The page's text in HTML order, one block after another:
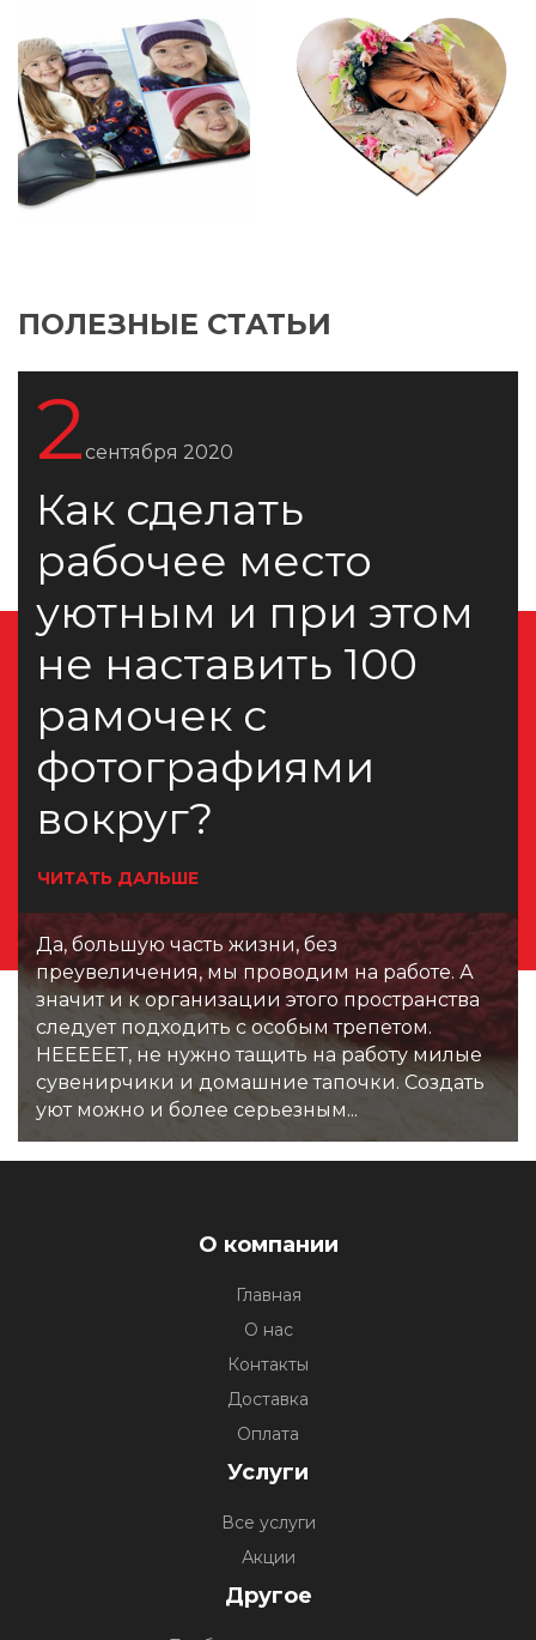
ПОЛЕЗНЫЕ СТАТЬИ
2сентября 2020
Как сделать
рабочее место
уютным и при этом
не наставить 100
рамочек с
фотографиями
вокруг?
ЧИТАТЬ ДАЛЬШЕ
Да, большую часть жизни, без
преувеличения, мы проводим на работе. А
значит и к организации этого пространства
следует подходить с особым трепетом.
НЕЕЕЕЕТ, не нужно тащить на работу милые
сувенирчики и домашние тапочки. Создать
уют можно и более серьезным...
О компании
Главная
О нас
Контакты
Доставка
Оплата
Услуги
Все услуги
Акции
Другое